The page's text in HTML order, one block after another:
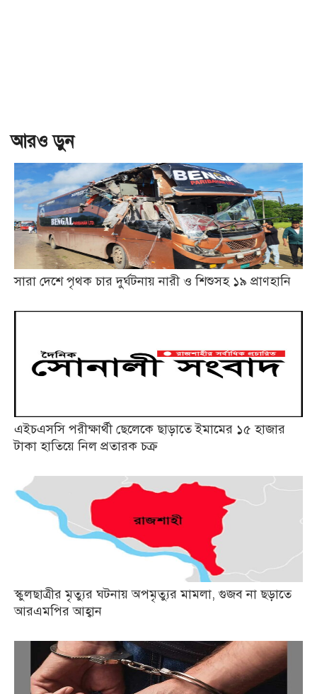
আরও ড়ুন
সারা দেশে পৃথক চার দুর্ঘটনায় নারী ও শিশুসহ ১৯ প্রাণহানি
এইচএসসি পরীক্ষার্থী ছেলেকে ছাড়াতে ইমামের ১৫ হাজার
টাকা হাতিয়ে নিল প্রতারক চক্র
স্কুলছাত্রীর মৃত্যুর ঘটনায় অপমৃত্যুর মামলা, গুজব না ছড়াতে
আরএমপির আহ্বান